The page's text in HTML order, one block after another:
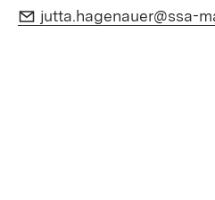
E-Mail:
jutta.hagenauer@ssa-